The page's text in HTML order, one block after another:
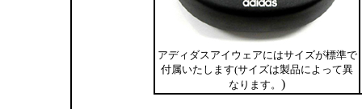
アディダスアイウェアにはサイズが標準で
付属いたします(サイズは製品によって異
なります。 )